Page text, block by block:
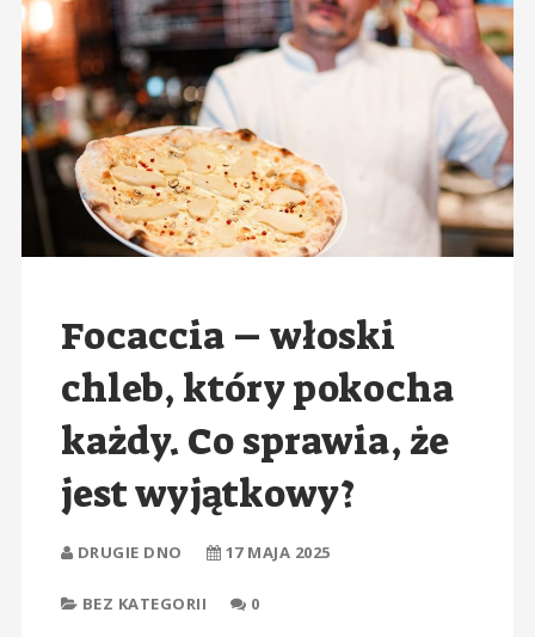
Focaccia – włoski
chleb, który pokocha
każdy. Co sprawia, że
jest wyjątkowy?
DRUGIE DNO 17 MAJA 2025
BEZ KATEGORII 0